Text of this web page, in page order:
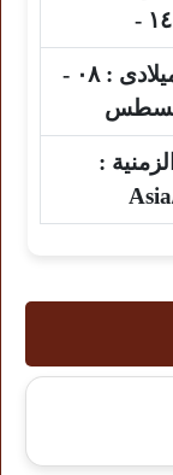
:
٠٨ -
: